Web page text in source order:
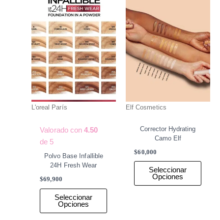
L'oreal París
Valorado con4.50
de 5
Polvo Base Infallible
24H Fresh Wear
$69,900
Seleccionar
Opciones
página
de
producto
Elf Cosmetics
Corrector Hydrating
Camo Elf
$60,000
Seleccionar
Opciones
de